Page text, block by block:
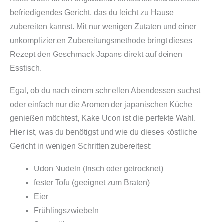
l
n
,
v
o
t
)
M
e
befriedigendes Gericht, das du leicht zu Hause
zubereiten kannst. Mit nur wenigen Zutaten und einer
unkomplizierten Zubereitungsmethode bringt dieses
Rezept den Geschmack Japans direkt auf deinen
Esstisch.
Egal, ob du nach einem schnellen Abendessen suchst
oder einfach nur die Aromen der japanischen Küche
genießen möchtest, Kake Udon ist die perfekte Wahl.
Hier ist, was du benötigst und wie du dieses köstliche
Gericht in wenigen Schritten zubereitest:
Udon Nudeln (frisch oder getrocknet)
fester Tofu (geeignet zum Braten)
Eier
Frühlingszwiebeln